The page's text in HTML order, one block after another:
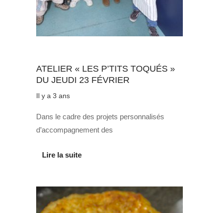
ATELIER « LES P’TITS TOQUÉS »
DU JEUDI 23 FÉVRIER
Il y a 3 ans
Dans le cadre des projets personnalisés
d’accompagnement des
Lire la suite